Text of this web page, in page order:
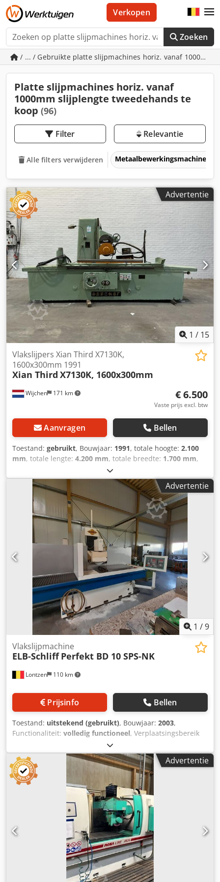
Zoeken
Verkopen
/ ... / Gebruikte platte slijpmachines horiz. vanaf 1000mm
Platte slijpmachines horiz. vanaf
1000mm slijplengte tweedehands te
koop (96)
Filter Relevantie
Alle filters verwijderen Metaalbewerkingsmachines
Advertentie
1 / 15
Wijchen 171 km
Vlakslijpers Xian Third X7130K,
1600x300mm 1991
Xian Third X7130K, 1600x300mm
€ 6.500
Vaste prijs excl. btw
Aanvragen Bellen
Toestand: gebruikt, Bouwjaar: 1991, totale hoogte: 2.100
mm, totale lengte: 4.200 mm, totale breedte: 1.700 mm,
Kleur: Groen Ledig gewicht: 4.000 kg - Bouwjaar: 1991 -
Documentatie aanwezig: Nee - CE certificaat aanwezig: Nee
- Aansturing: Conventioneel - Vermogen [kW]: 5.0 Cedpey
Tug Sefx Anvjrf - Aantal assen [st.]: 3 - X-as verplaatsing
[mm]: 1600 - Y-as verplaatsing [mm]: 500 - Z-as
verplaatsing [mm]: 310 - Tafelbreedte [mm]: 1730 -
Tafeldiepte [mm]: 320 - Magneet breedte [mm]: 1600 -
Magneet diepte [mm]: 300 - Hoofdspindelvermogen [kW]: 5
- Opties: Digitale uitlezing - Transportafmetingen: 4200mm
x 1700mm x 2100mm (l x b x h) - Transportgewicht [kg]:
4000kg - Transportcolli [st.]: 1 Financiële informatie BTW:
De getoonde prijs is exclusief BTW BTW/marge: BTW
verrekenbaar voor ondernemers Levering en inruil altijd
mogelijk van alles in de industriële sectoren Lukas van
Rossum
Advertentie
1 /9
Lontzen 110 km
Vlakslijpmachine
ELB-Schliff Perfekt BD 10 SPS-NK
Prijsinfo Bellen
Toestand: uitstekend (gebruikt), Bouwjaar: 2003,
Functionaliteit: volledig functioneel, Verplaatsingsbereik
Cjdpfsznlnmox Anvorf Verplaatsing X: 1000 mm
Verplaatsing Y: 600 mm Verplaatsing Z: 400 mm
Tafelafmetingen: 1100 x 600 mm Slijpschijf: 400 x 50 - 100
x 127 Afmetingen bij opstelling: circa Breedte: 3300 mm
Diepte: 2320 mm Hoogte: 2660 mm
Advertentie